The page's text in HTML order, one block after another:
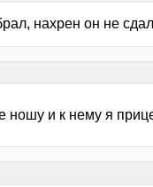
нахрен он не
ношу и к нему я